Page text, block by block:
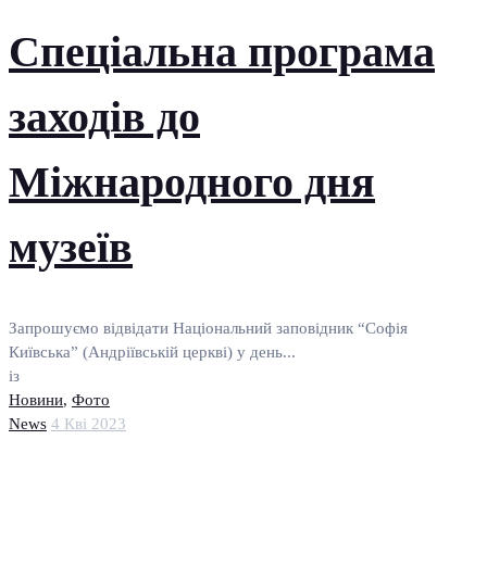
Спеціальна програма
заходів до
Міжнародного дня
музеїв
Запрошуємо відвідати Національний заповідник “Софія
Київська” (Андріївській церкві) у день...
із
Новини, Фото
News 4 Кві 2023